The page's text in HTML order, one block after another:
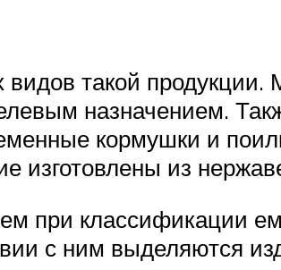
такой продукции.
назначением.
кормушки и
изготовлены из
при классификации
с ним выделяются